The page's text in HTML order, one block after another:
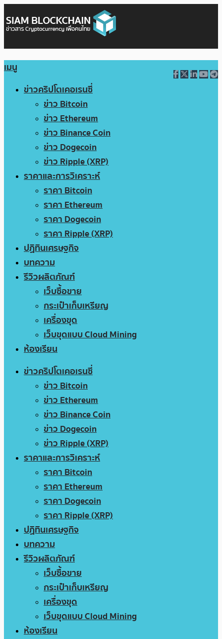
เมนู
ข่าวคริปโตเคอเรนซี่
ข่าว Bitcoin
ข่าว Ethereum
ข่าว Binance Coin
ข่าว Dogecoin
ข่าว Ripple (XRP)
ราคาและการวิเคราะห์
ราคา Bitcoin
ราคา Ethereum
ราคา Dogecoin
ราคา Ripple (XRP)
ปฏิทินเศรษฐกิจ
บทความ
รีวิวผลิตภัณฑ์
เว็บซื้อขาย
กระเป๋าเก็บเหรียญ
เครื่องขุด
เว็บขุดแบบ Cloud Mining
ห้องเรียน
ข่าวคริปโตเคอเรนซี่
ข่าว Bitcoin
ข่าว Ethereum
ข่าว Binance Coin
ข่าว Dogecoin
ข่าว Ripple (XRP)
ราคาและการวิเคราะห์
ราคา Bitcoin
ราคา Ethereum
ราคา Dogecoin
ราคา Ripple (XRP)
ปฏิทินเศรษฐกิจ
บทความ
รีวิวผลิตภัณฑ์
เว็บซื้อขาย
กระเป๋าเก็บเหรียญ
เครื่องขุด
เว็บขุดแบบ Cloud Mining
ห้องเรียน